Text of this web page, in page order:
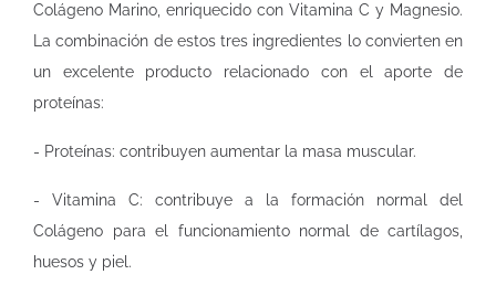
Colágeno Marino, enriquecido con Vitamina C y Magnesio.
La combinación de estos tres ingredientes lo convierten en
un excelente producto relacionado con el aporte de
proteínas:
- Proteínas: contribuyen aumentar la masa muscular.
- Vitamina C: contribuye a la formación normal del
Colágeno para el funcionamiento normal de cartílagos,
huesos y piel.